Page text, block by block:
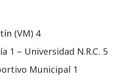
(VM) 4
1 – Universidad N.R.C. 5
Municipal 1